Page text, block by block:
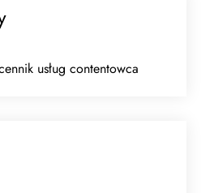
usług contentowca